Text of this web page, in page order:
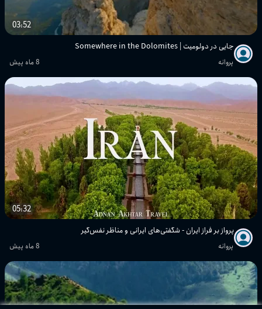
03:52
جایی در دولومیت | Somewhere in the Dolomites
پروانه 8 ماه پیش
05:32
پرواز بر فراز ایران - شگفتی‌های ایرانی و مناظر نفس‌گیر
پروانه 8 ماه پیش